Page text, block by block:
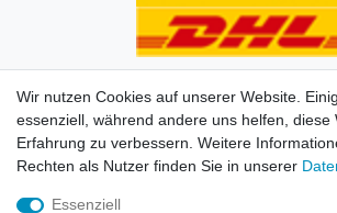
Impressum Daten­schutz­erklärung
Wir nutzen Cookies auf unserer Website.
essenziell, während andere uns helfen, diese
Erfahrung zu verbessern. Weitere
Rechten als Nutzer finden Sie in unserer
Essenziell